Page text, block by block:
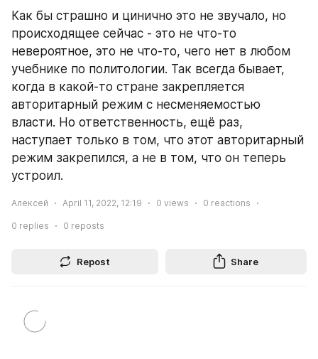
Как бы страшно и цинично это не звучало, но
происходящее сейчас - это не что-то
невероятное, это не что-то, чего нет в любом
учебнике по политологии. Так всегда бывает,
когда в какой-то стране закрепляется
авторитарный режим с несменяемостью
власти. Но ответственность, ещё раз,
наступает только в том, что этот авторитарный
режим закрепился, а не в том, что он теперь
устроил.
Алексей April 11, 2022, 12:19 0 views 0 reactions
0 replies 0 reposts
Repost Share